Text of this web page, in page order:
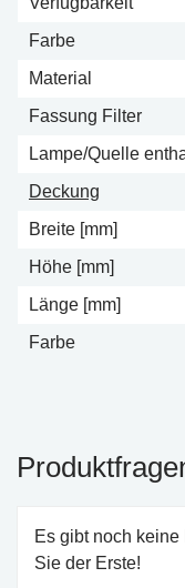
Farbe
Material
Fassung Filter
Lampe/Quelle
Deckung
Breite [mm]
Höhe [mm]
Länge [mm]
Farbe
Es gibt noch
Sie der Erste!